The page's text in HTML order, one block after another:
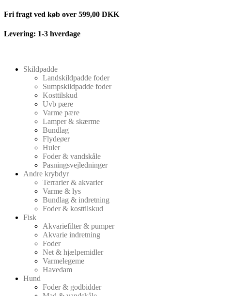
Videre
indhold
Fri fragt ved køb over 599,00 DKK
Levering: 1-3 hverdage
Skildpadde
Landskildpadde foder
Sumpskildpadde foder
Kosttilskud
Uvb pære
Varme pære
Lamper & skærme
Bundlag
Flydeøer
Huler
Foder & vandskåle
Pasningsvejledninger
Andre krybdyr
Terrarier & akvarier
Varme & lys
Bundlag & indretning
Foder & kosttilskud
Fisk
Akvariefilter & pumper
Akvarie indretning
Foder
Net & hjælpemidler
Varmelegeme
Havedam
Hund
Foder & godbidder